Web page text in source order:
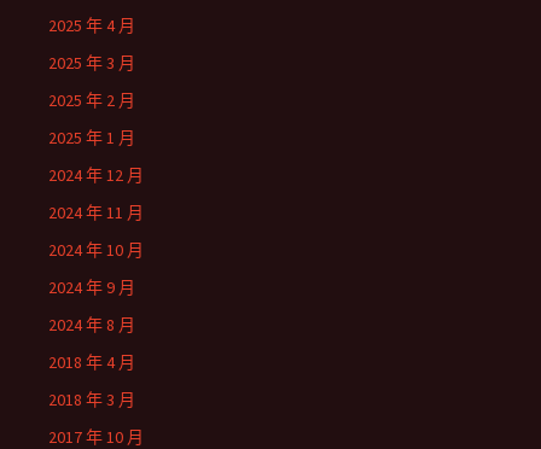
2025 年 4 月
2025 年 3 月
2025 年 2 月
2025 年 1 月
2024 年 12 月
2024 年 11 月
2024 年 10 月
2024 年 9 月
2024 年 8 月
2018 年 4 月
2018 年 3 月
2017 年 10 月